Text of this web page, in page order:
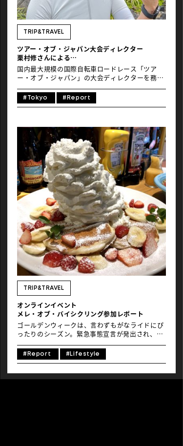
NEWS
TRIP&TRAVEL
ツアー・オブ・ジャパン大会ディレクター
栗村修さんによる
メレ・オブ・バイシクリング参加レポート
国内最大規模の国際自転車ロードレース「ツア
ー・オブ・ジャパン」の大会ディレクターを務め
ブ・バイシクリング）」に参加してくれました！
栗村さんの参加レポートをお届けします。
#Tokyo #Report
TRIP&TRAVEL
オンラインイベント
メレ・オブ・バイシクリング参加レポート
ゴールデンウィークは、言わずもがなライドにぴ
ったりのシーズン。緊急事態宣言が発出され、た
が、Global Ride 事務局が運営しているメレ・オ
ブ・バイシクリングは、そんな中でも参加可能な
ってログを申請すると完走が認められるこのイベ
#Report #Lifestyle